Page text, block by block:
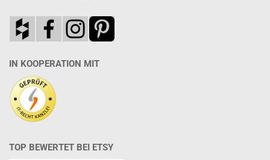
IN KOOPERATION MIT
TOP BEWERTET BEI ETSY